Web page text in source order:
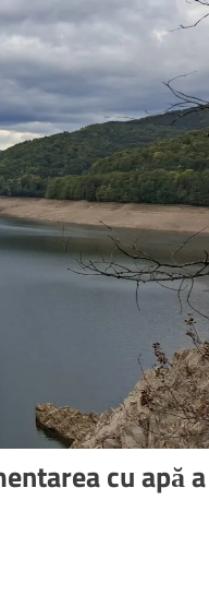
cu apă a